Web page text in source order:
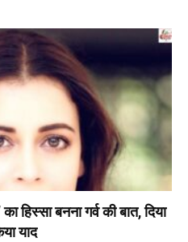
बनना गर्व की बात, दिया
याद